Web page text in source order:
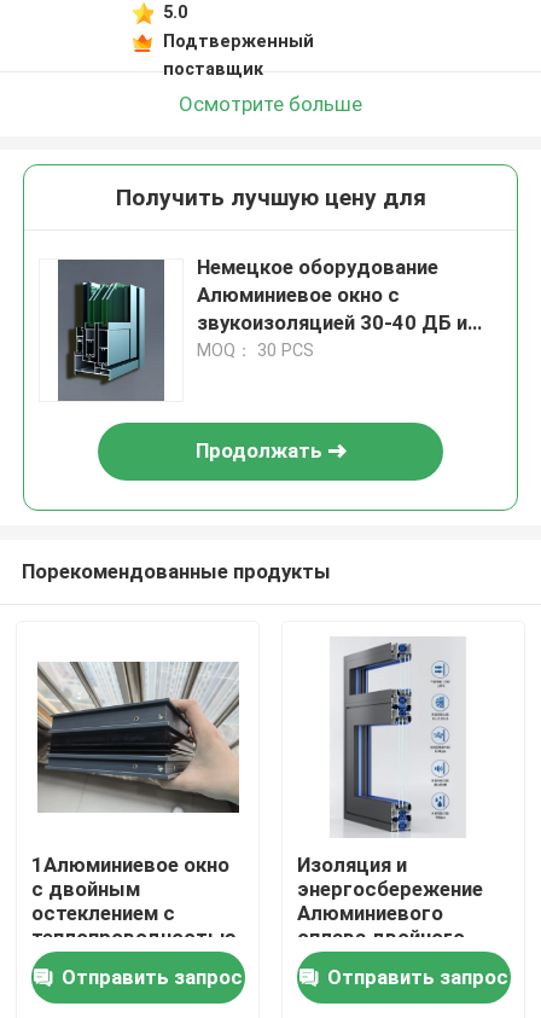
Дом
Продукты
5.0
Подтверженный
поставщик
Осмотрите больше
Получить лучшую цену для
Немецкое оборудование
Алюминиевое окно с
звукоизоляцией 30-40 ДБ и
китайское оборудование
MOQ： 30 PCS
Продолжать
Порекомендованные продукты
1Алюминиевое окно
с двойным
остеклением с
теплопроводностью
0,2-0,3 Вт/мК
Отправить запрос
Изоляция и
энергосбережение
Алюминиевого
сплава двойного
остекления
Отправить запрос